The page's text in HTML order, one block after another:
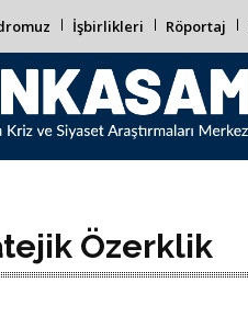
İşbirlikleri Röportaj
Özerklik